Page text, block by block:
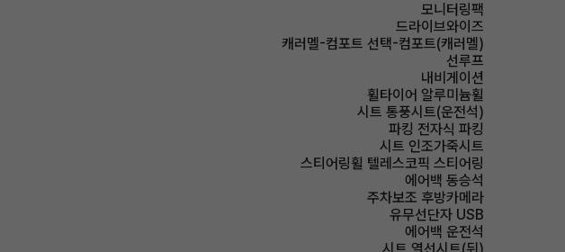
모니터링팩
드라이브와이즈
캐러멜-컴포트 선택-컴포트(캐러멜)
선루프
내비게이션
휠타이어 알루미늄휠
시트 통풍시트(운전석)
파킹 전자식 파킹
시트 인조가죽시트
스티어링휠 텔레스코픽 스티어링
에어백 동승석
주차보조 후방카메라
유무선단자 USB
에어백 운전석